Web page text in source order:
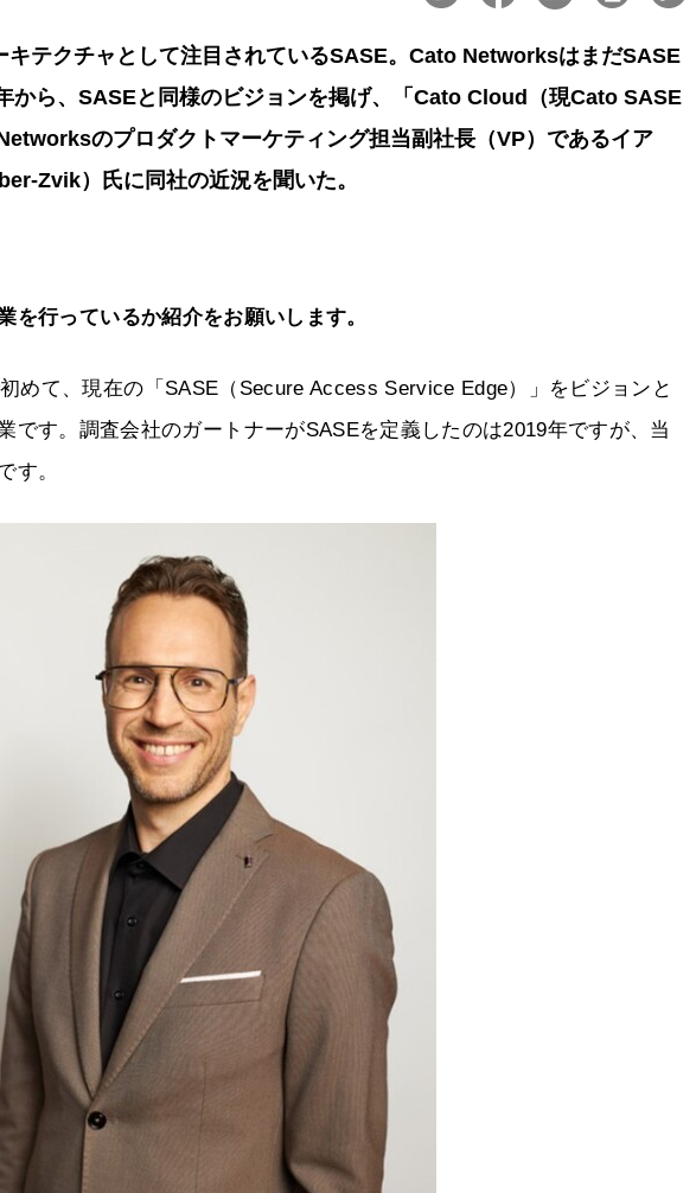
キテクチャとして注目されているSASE。Cato NetworksはまだSASE
から、SASEと同様のビジョンを掲げ、「Cato Cloud（現Cato SASE
のプロダクトマーケティング担当副社長（VP）であるイア
Zvik）氏に同社の近況を聞いた。
行っているか紹介をお願いします。
めて、現在の「SASE（Secure Access Service Edge）」をビジョンと
です。調査会社のガートナーがSASEを定義したのは2019年ですが、当
す。